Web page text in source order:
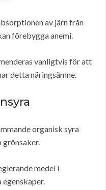
av järn från
förebygga anemi.
vanligtvis för att
detta näringsämne.
organisk syra
medel i
egenskaper.